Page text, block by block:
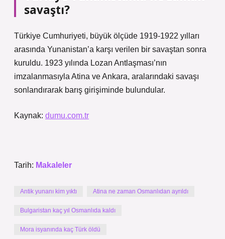
savaştı?
Türkiye Cumhuriyeti, büyük ölçüde 1919-1922 yılları
arasında Yunanistan’a karşı verilen bir savaştan sonra
kuruldu. 1923 yılında Lozan Antlaşması’nın
imzalanmasıyla Atina ve Ankara, aralarındaki savaşı
sonlandırarak barış girişiminde bulundular.
Kaynak: dumu.com.tr
Tarih: Makaleler
Antik yunanı kim yıktı Atina ne zaman Osmanlıdan ayrıldı
Bulgaristan kaç yıl Osmanlıda kaldı
Mora isyanında kaç Türk öldü